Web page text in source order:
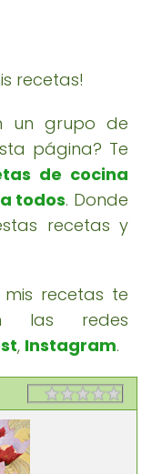
recetas!
un grupo de
página? Te
de cocina
todos. Donde
recetas y
recetas te
las redes
, Instagram.
Rating